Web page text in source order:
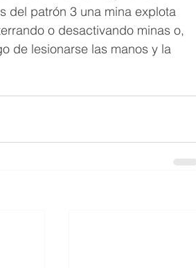
del patrón 3 una mina explota
o desactivando minas o,
de lesionarse las manos y la